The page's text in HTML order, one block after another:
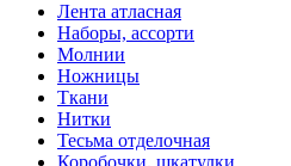
Лента атласная
Наборы, ассорти
Молнии
Ножницы
Ткани
Нитки
Тесьма отделочная
Коробочки, шкатулки